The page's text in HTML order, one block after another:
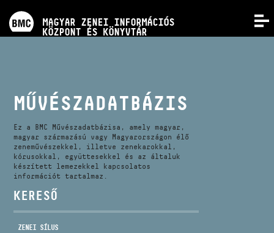
MAGYAR ZENEI INFORMÁCIÓS
KÖZPONT ÉS KÖNYVTÁR
KÉPZÉSEK
KIADVÁNYOK
RÓLUNK
KAPCSOLAT
MŰVÉSZADATBÁZIS
Ez a BMC Művészadatbázisa, amely magyar,
magyar származású vagy Magyarországon élő
zeneművészekkel, illetve zenekarokkal,
kórusokkal, együttesekkel és az általuk
készített lemezekkel kapcsolatos
információt tartalmaz.
KERESŐ
ZENEI SÍLUS